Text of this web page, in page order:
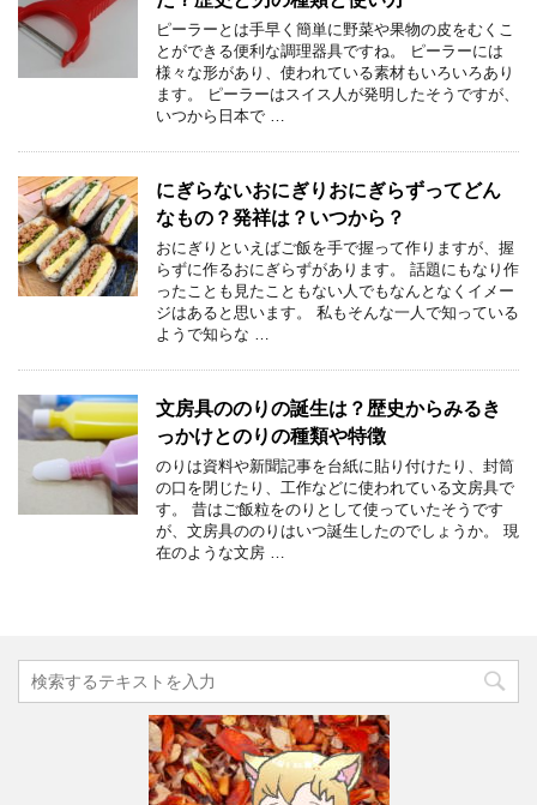
ピーラーとは手早く簡単に野菜や果物の皮をむくこ
とができる便利な調理器具ですね。 ピーラーには
様々な形があり、使われている素材もいろいろあり
ます。 ピーラーはスイス人が発明したそうですが、
いつから日本で …
にぎらないおにぎりおにぎらずってどん
なもの？発祥は？いつから？
おにぎりといえばご飯を手で握って作りますが、握
らずに作るおにぎらずがあります。 話題にもなり作
ったことも見たこともない人でもなんとなくイメー
ジはあると思います。 私もそんな一人で知っている
ようで知らな …
文房具ののりの誕生は？歴史からみるき
っかけとのりの種類や特徴
のりは資料や新聞記事を台紙に貼り付けたり、封筒
の口を閉じたり、工作などに使われている文房具で
す。 昔はご飯粒をのりとして使っていたそうです
が、文房具ののりはいつ誕生したのでしょうか。 現
在のような文房 …